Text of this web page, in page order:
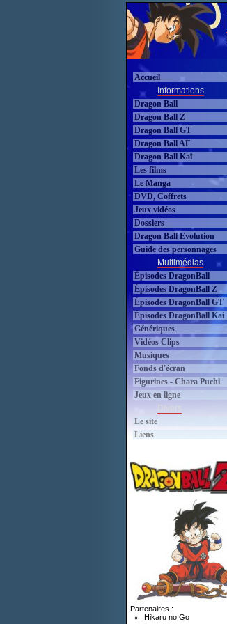
Accueil
Informations
Dragon Ball
Dragon Ball Z
Dragon Ball GT
Dragon Ball AF
Dragon Ball Kaï
Les films
Le Manga
DVD, Coffrets
Jeux vidéos
Dossiers
Dragon Ball Evolution
Guide des personnages
Multimédias
Épisodes DragonBall
Épisodes DragonBall Z
Épisodes DragonBall GT
Épisodes DragonBall Kai
Génériques
Vidéos Clips
Musiques
Fonds d'écran
Figurines - Chara Puchi
Jeux en ligne
Le site
Liens
Partenaires :
Hikaru no Go